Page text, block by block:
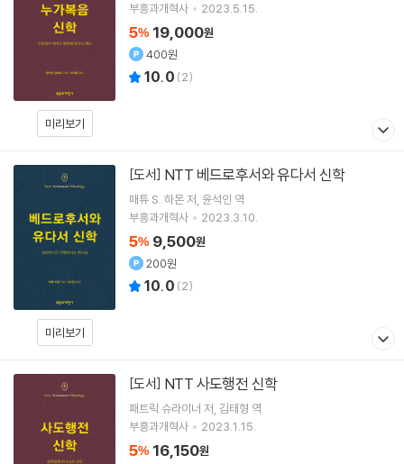
미리보기
부흥과개혁사
2023.5.15.
5% 19,000원
400원
10.0 (2)
미리보기
[도서] NTT 베드로후서와 유다서 신학
매튜 S. 하몬저 윤석인 역
부흥과개혁사
2023.3.10.
5% 9,500원
200원
10.0 (2)
[도서] NTT 사도행전 신학
패트릭 슈라이너 저 김태형 역
부흥과개혁사
2023.1.15.
5% 16,150원